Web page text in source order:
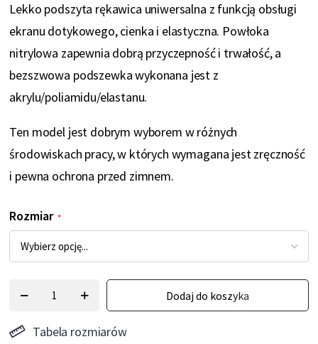
Lekko podszyta rękawica uniwersalna z funkcją obsługi
ekranu dotykowego, cienka i elastyczna. Powłoka
nitrylowa zapewnia dobrą przyczepność i trwałość, a
bezszwowa podszewka wykonana jest z
akrylu/poliamidu/elastanu.
Ten model jest dobrym wyborem w różnych
środowiskach pracy, w których wymagana jest zręczność
i pewna ochrona przed zimnem.
Rozmiar
Dodaj do koszyka
Tabela rozmiarów